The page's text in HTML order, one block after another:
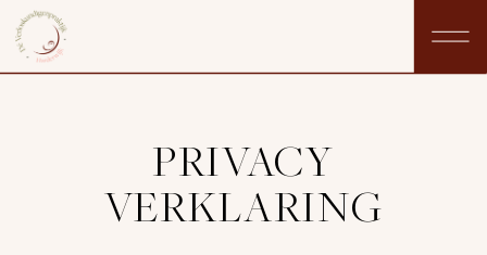
PRIVACY
VERKLARING